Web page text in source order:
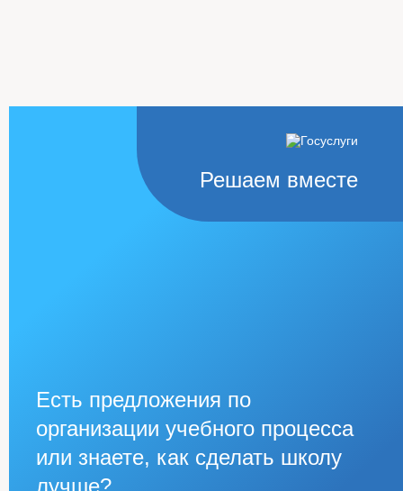
Решаем вместе
Есть предложения по
организации учебного процесса
или знаете, как сделать школу
лучше?